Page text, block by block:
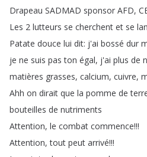
Drapeau SADMAD sponsor AFD,
Les 2 lutteurs se cherchent et se
Patate douce lui dit: j'ai bossé dur
je ne suis pas ton égal, j'ai plus de
matières grasses, calcium, cuivre,
Ahh on dirait que la pomme de
bouteilles de nutriments
Attention, le combat commence!!!
Attention,tout peut arrivé!!!